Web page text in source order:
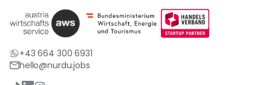
+43 664 300 6931
hello@nurdu.jobs